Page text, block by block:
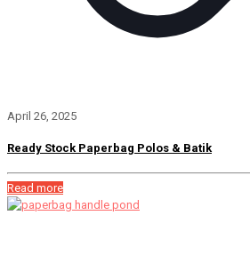
April 26, 2025
Ready Stock Paperbag Polos & Batik
Read more